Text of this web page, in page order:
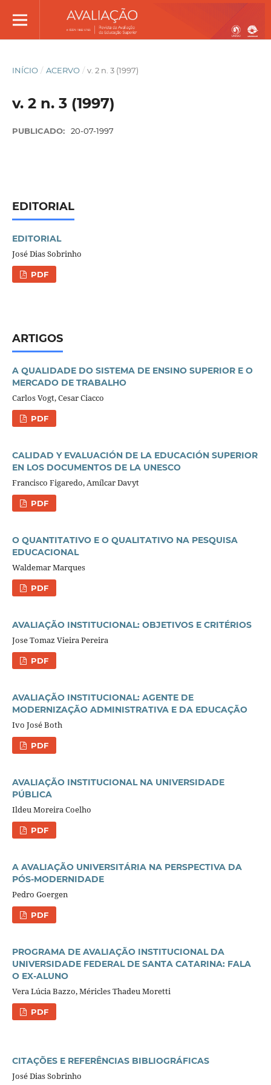
INÍCIO / ACERVO / v. 2 n. 3 (1997)
v. 2 n. 3 (1997)
PUBLICADO: 20-07-1997
EDITORIAL
EDITORIAL
José Dias Sobrinho
PDF
ARTIGOS
A QUALIDADE DO SISTEMA DE ENSINO SUPERIOR E O
MERCADO DE TRABALHO
Carlos Vogt, Cesar Ciacco
PDF
CALIDAD Y EVALUACIÓN DE LA EDUCACIÓN SUPERIOR
EN LOS DOCUMENTOS DE LA UNESCO
Francisco Figaredo, Amílcar Davyt
PDF
O QUANTITATIVO E O QUALITATIVO NA PESQUISA
EDUCACIONAL
Waldemar Marques
PDF
AVALIAÇÃO INSTITUCIONAL: OBJETIVOS E CRITÉRIOS
Jose Tomaz Vieira Pereira
PDF
AVALIAÇÃO INSTITUCIONAL: AGENTE DE
MODERNIZAÇÃO ADMINISTRATIVA E DA EDUCAÇÃO
Ivo José Both
PDF
AVALIAÇÃO INSTITUCIONAL NA UNIVERSIDADE
PÚBLICA
Ildeu Moreira Coelho
PDF
A AVALIAÇÃO UNIVERSITÁRIA NA PERSPECTIVA DA
PÓS-MODERNIDADE
Pedro Goergen
PDF
PROGRAMA DE AVALIAÇÃO INSTITUCIONAL DA
UNIVERSIDADE FEDERAL DE SANTA CATARINA: FALA
O EX-ALUNO
Vera Lúcia Bazzo, Méricles Thadeu Moretti
PDF
CITAÇÕES E REFERÊNCIAS BIBLIOGRÁFICAS
José Dias Sobrinho